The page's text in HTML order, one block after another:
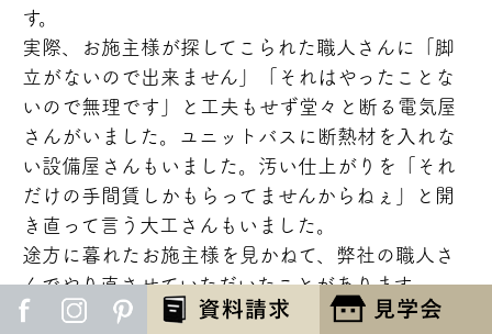
す。
実際、お施主様が探してこられた職人さんに「脚
立がないので出来ません」「それはやったことな
いので無理です」と工夫もせず堂々と断る電気屋
さんがいました。ユニットバスに断熱材を入れな
い設備屋さんもいました。汚い仕上がりを「それ
だけの手間賃しかもらってませんからねぇ」と開
き直って言う大工さんもいました。
途方に暮れたお施主様を見かねて、弊社の職人さ
んでやり直させていただいたことがあります。
ここからは建築業界の悪い点になりお恥ずかしい